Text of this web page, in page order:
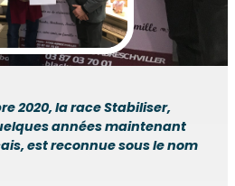
2020, la race Stabiliser,
années maintenant
est reconnue sous le nom